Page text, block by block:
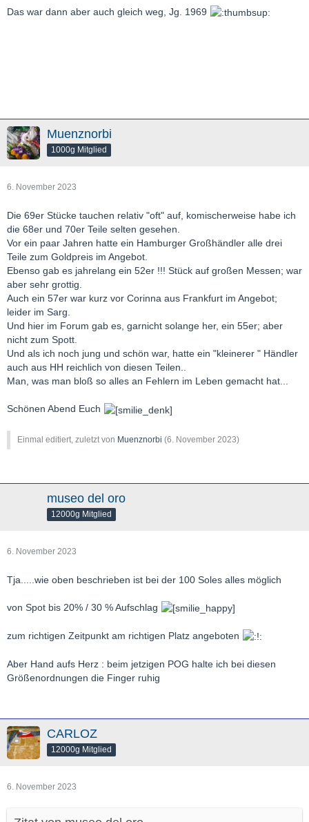
Das war dann aber auch gleich weg, Jg. 1969
Muenznorbi
1000g Mitglied
6. November 2023
Die 69er Stücke tauchen relativ "oft" auf, komischerweise habe ich
die 68er und 70er Teile selten gesehen.
Vor ein paar Jahren hatte ein Hamburger Großhändler alle drei
Teile zum Goldpreis im Angebot.
Ebenso gab es jahrelang ein 52er !!! Stück auf großen Messen; war
aber sehr grottig.
Auch ein 57er war kurz vor Corinna aus Frankfurt im Angebot;
leider im Sarg.
Und hier im Forum gab es, garnicht solange her, ein 55er; aber
nicht zum Spott.
Und als ich noch jung und schön war, hatte ein "kleinerer " Händler
auch aus HH reichlich von diesen Teilen..
Man, was man bloß so alles an Fehlern im Leben gemacht hat...
Schönen Abend Euch
Einmal editiert, zuletzt von Muenznorbi (6. November 2023)
museo del oro
12000g Mitglied
6. November 2023
Tja.....wie oben beschrieben ist bei der 100 Soles alles möglich
von Spot bis 20% / 30 % Aufschlag
zum richtigen Zeitpunkt am richtigen Platz angeboten
Aber Hand aufs Herz : beim jetzigen POG halte ich bei diesen
Größenordnungen die Finger ruhig
CARLOZ
12000g Mitglied
6. November 2023